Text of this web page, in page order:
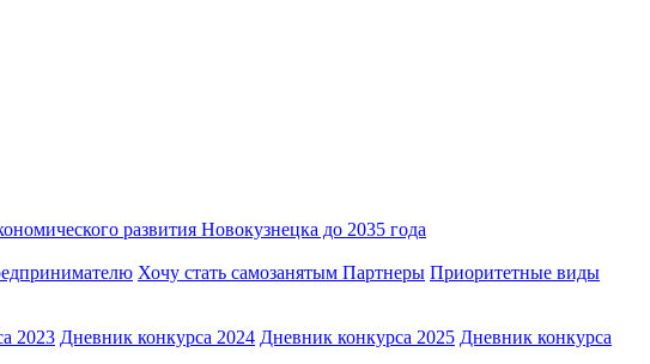
развития Новокузнецка до 2035 года
Хочу стать самозанятым Партнеры Приоритетные виды
2023 Дневник конкурса 2024 Дневник конкурса 2025 Дневник конкурса